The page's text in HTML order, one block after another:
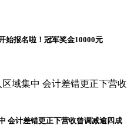
始报名啦！冠军奖金10000元
会计差错更正下营收曾调减逾四成